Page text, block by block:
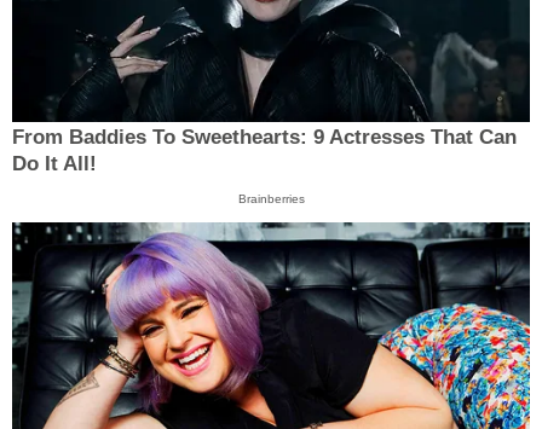
From Baddies To Sweethearts: 9 Actresses That Can
Do It All!
Brainberries